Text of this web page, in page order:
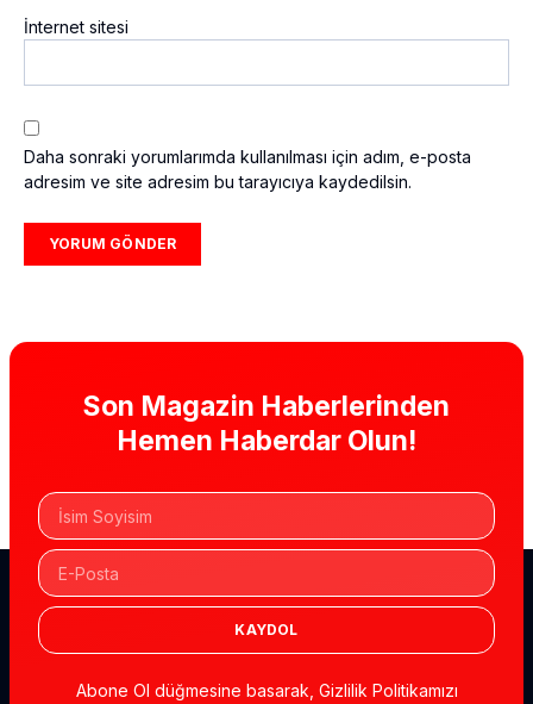
İnternet sitesi
Daha sonraki yorumlarımda kullanılması için adım, e-posta
adresim ve site adresim bu tarayıcıya kaydedilsin.
Son Magazin Haberlerinden
Hemen Haberdar Olun!
KAYDOL
Abone Ol düğmesine basarak, Gizlilik Politikamızı